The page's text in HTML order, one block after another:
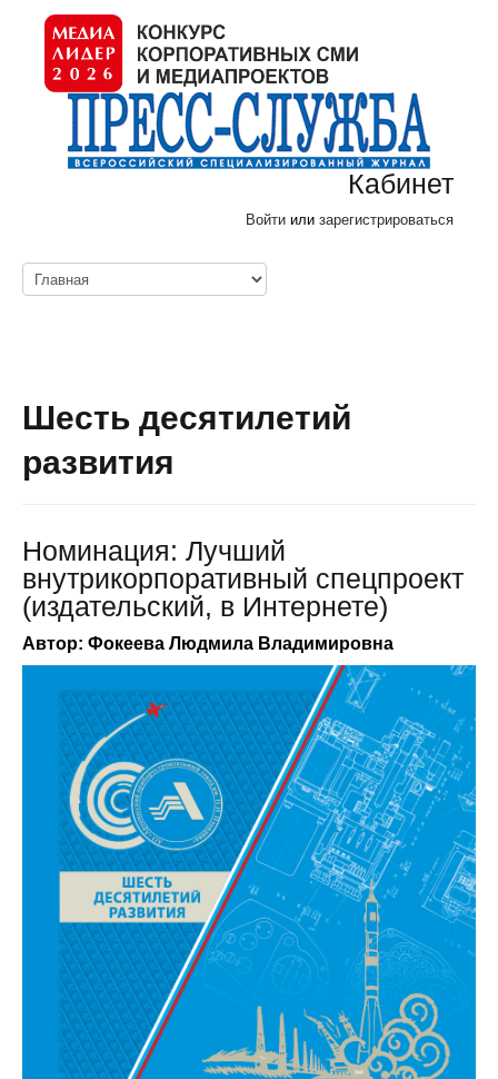
Кабинет
Войти или зарегистрироваться
Шесть десятилетий
развития
Номинация: Лучший
внутрикорпоративный спецпроект
(издательский, в Интернете)
Автор: Фокеева Людмила Владимировна